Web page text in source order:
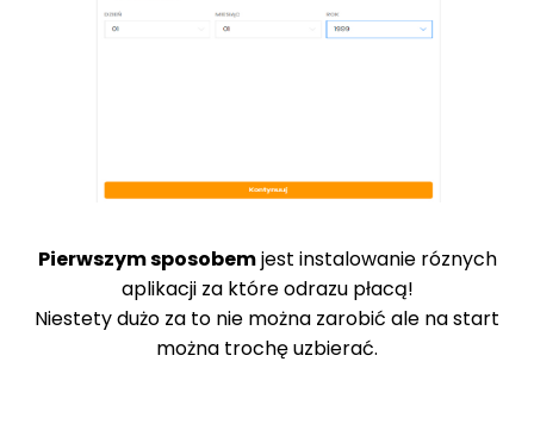
Pierwszym sposobemjest instalowanie róznych
aplikacji za które odrazu płacą!
Niestety dużo za to nie można zarobić ale na start
można trochę uzbierać.